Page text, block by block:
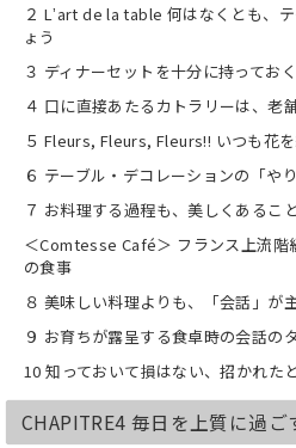
２ Lʼart de la table 何はなくとも、
ょう
３ ディナーセットを十分に持ってお
４ 口に直接あたるカトラリーは、老
５ Fleurs, Fleurs, Fleurs!! いつも花を
６ テーブル・デコレーションの「や
７ お料理する過程も、美しくあること
＜Comtesse Café＞ フランス上流階
の食事
８ 美味しい料理よりも、「会話」が
９ お育ちが露呈する食卓時の会話の
10 知っておいて損はない、招かれた
CHAPITRE4 毎日を上質に過ご